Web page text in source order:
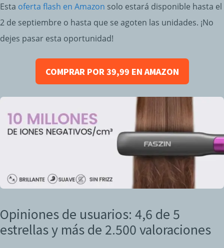
Esta oferta flash en Amazon solo estará disponible hasta el
2 de septiembre o hasta que se agoten las unidades. ¡No
dejes pasar esta oportunidad!
COMPRAR POR 39,99 EN AMAZON
Opiniones de usuarios: 4,6 de 5
estrellas y más de 2.500 valoraciones